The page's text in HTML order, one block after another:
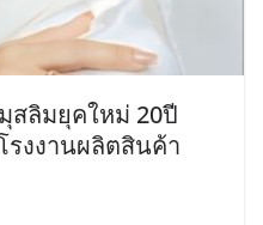
สลิมยุคใหม่ 20ปี
รงงานผลิตสินค้า